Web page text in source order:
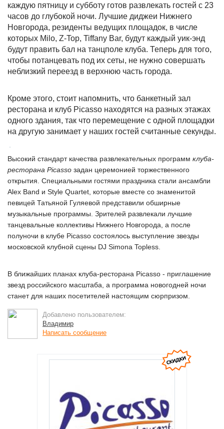
каждую пятницу и субботу готов развлекать гостей с 23
часов до глубокой ночи. Лучшие диджеи Нижнего
Новгорода, резиденты ведущих площадок, в числе
которых Milo, Z-Top, Tiffany Bar, будут каждый уик-энд
будут править бал на танцполе клуба. Теперь для того,
чтобы потанцевать под их сеты, не нужно совершать
неблизкий переезд в верхнюю часть города.
Кроме этого, стоит напомнить, что банкетный зал
ресторана и клуб Picasso находятся на разных этажах
одного здания, так что перемещение с одной площадки
на другую занимает у наших гостей считанные секунды.
Высокий стандарт качества развлекательных программ клуба-
ресторана Picasso задан церемонией торжественного
открытия. Специальными гостями праздника стали ансамбли
Alex Band и Style Quartet, которые вместе со знаменитой
певицей Татьяной Гуляевой представили обширные
музыкальные программы. Зрителей развлекали лучшие
танцевальные коллективы Нижнего Новгорода, а после
полуночи в клубе Picasso состоялось выступление звезды
московской клубной сцены DJ Simonа Topless.
В ближайших планах клуба-ресторана Picasso - приглашение
звезд российского масштаба, а программа новогодней ночи
станет для наших посетителей настоящим сюрпризом.
Добавлено пользователем:
Владимир
Написать сообщение